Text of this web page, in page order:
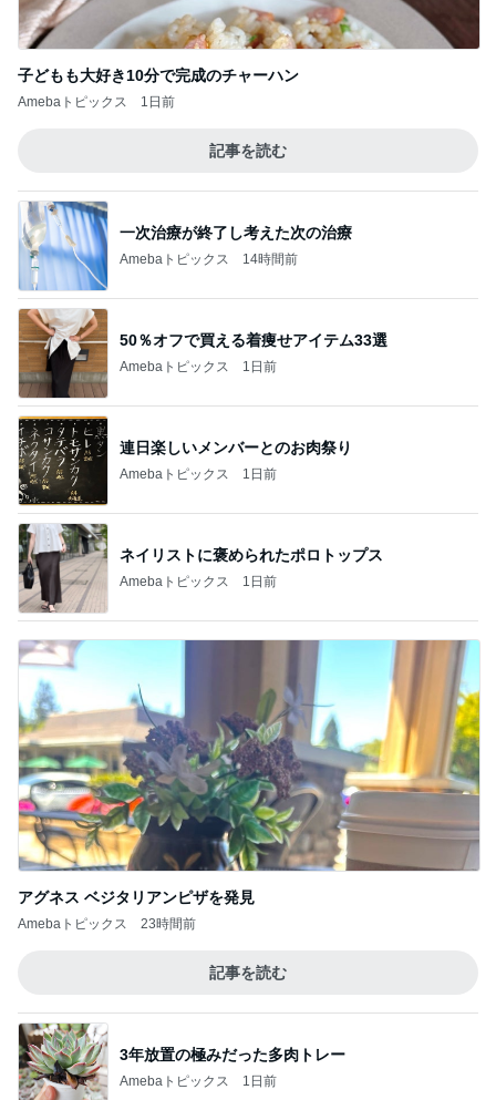
子どもも大好き10分で完成のチャーハン
Amebaトピックス 1日前
記事を読む
一次治療が終了し考えた次の治療
Amebaトピックス 14時間前
50％オフで買える着痩せアイテム33選
Amebaトピックス 1日前
連日楽しいメンバーとのお肉祭り
Amebaトピックス 1日前
ネイリストに褒められたポロトップス
Amebaトピックス 1日前
アグネス ベジタリアンピザを発見
Amebaトピックス 23時間前
記事を読む
3年放置の極みだった多肉トレー
Amebaトピックス 1日前